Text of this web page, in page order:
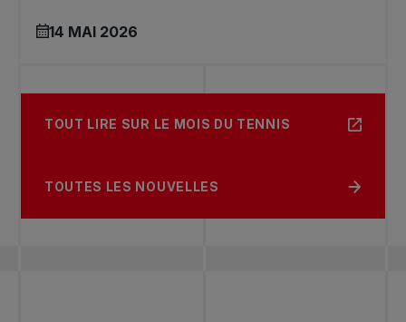
14 MAI 2026
TOUT LIRE SUR LE MOIS DU TENNIS
TOUTES LES NOUVELLES